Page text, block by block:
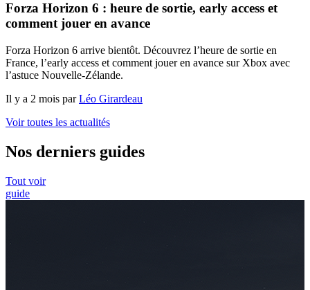
Forza Horizon 6 : heure de sortie, early access et
comment jouer en avance
Forza Horizon 6 arrive bientôt. Découvrez l’heure de sortie en
France, l’early access et comment jouer en avance sur Xbox avec
l’astuce Nouvelle-Zélande.
Il y a 2 mois parLéo Girardeau
Voir toutes les actualités
Nos derniers guides
Tout voir
guide